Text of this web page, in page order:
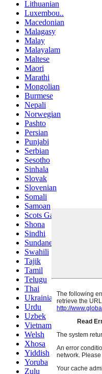
Lithuanian
Luxembou..
Macedonian
Malagasy
Malay
Malayalam
Maltese
Maori
Marathi
Mongolian
Burmese
Nepali
Norwegian
Pashto
Persian
Punjabi
Serbian
Sesotho
Sinhala
Slovak
Slovenian
Somali
Samoan
Scots Gaelic
Shona
Sindhi
Sundanese
Swahili
Tajik
Tamil
Telugu
Thai
Ukrainian
Urdu
Uzbek
Vietnamese
Welsh
Xhosa
Yiddish
Yoruba
Zulu